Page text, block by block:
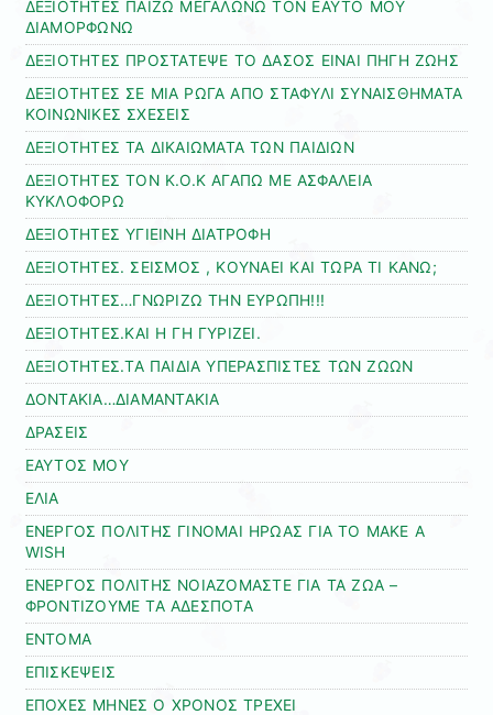
ΔΕΞΙΟΤΗΤΕΣ ΠΑΙΖΩ ΜΕΓΑΛΩΝΩ ΤΟΝ ΕΑΥΤΟ ΜΟΥ
ΔΙΑΜΟΡΦΩΝΩ
ΔΕΞΙΟΤΗΤΕΣ ΠΡΟΣΤΑΤΕΨΕ ΤΟ ΔΑΣΟΣ ΕΙΝΑΙ ΠΗΓΗ ΖΩΗΣ
ΔΕΞΙΟΤΗΤΕΣ ΣΕ ΜΙΑ ΡΩΓΑ ΑΠΟ ΣΤΑΦΥΛΙ ΣΥΝΑΙΣΘΗΜΑΤΑ
ΚΟΙΝΩΝΙΚΕΣ ΣΧΕΣΕΙΣ
ΔΕΞΙΟΤΗΤΕΣ ΤΑ ΔΙΚΑΙΩΜΑΤΑ ΤΩΝ ΠΑΙΔΙΩΝ
ΔΕΞΙΟΤΗΤΕΣ ΤΟΝ Κ.Ο.Κ ΑΓΑΠΩ ΜΕ ΑΣΦΑΛΕΙΑ
ΚΥΚΛΟΦΟΡΩ
ΔΕΞΙΟΤΗΤΕΣ ΥΓΙΕΙΝΗ ΔΙΑΤΡΟΦΗ
ΔΕΞΙΟΤΗΤΕΣ. ΣΕΙΣΜΟΣ , ΚΟΥΝΑΕΙ ΚΑΙ ΤΩΡΑ ΤΙ ΚΑΝΩ;
ΔΕΞΙΟΤΗΤΕΣ…ΓΝΩΡΙΖΩ ΤΗΝ ΕΥΡΩΠΗ!!!
ΔΕΞΙΟΤΗΤΕΣ.ΚΑΙ Η ΓΗ ΓΥΡΙΖΕΙ.
ΔΕΞΙΟΤΗΤΕΣ.ΤΑ ΠΑΙΔΙΑ ΥΠΕΡΑΣΠΙΣΤΕΣ ΤΩΝ ΖΩΩΝ
ΔΟΝΤΑΚΙΑ…ΔΙΑΜΑΝΤΑΚΙΑ
ΔΡΑΣΕΙΣ
ΕΑΥΤΟΣ ΜΟΥ
ΕΛΙΑ
ΕΝΕΡΓΟΣ ΠΟΛΙΤΗΣ ΓΙΝΟΜΑΙ ΗΡΩΑΣ ΓΙΑ ΤΟ MAKE A
WISH
ΕΝΕΡΓΟΣ ΠΟΛΙΤΗΣ ΝΟΙΑΖΟΜΑΣΤΕ ΓΙΑ ΤΑ ΖΩΑ –
ΦΡΟΝΤΙΖΟΥΜΕ ΤΑ ΑΔΕΣΠΟΤΑ
ΕΝΤΟΜΑ
ΕΠΙΣΚΕΨΕΙΣ
ΕΠΟΧΕΣ ΜΗΝΕΣ Ο ΧΡΟΝΟΣ ΤΡΕΧΕΙ